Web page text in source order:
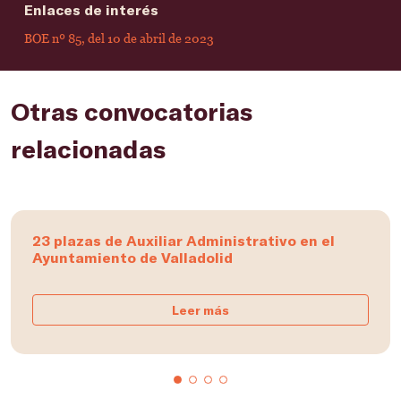
Enlaces de interés
BOE nº 85, del 10 de abril de 2023
Otras convocatorias
relacionadas
23 plazas de Auxiliar Administrativo en el
Ayuntamiento de Valladolid
Leer más